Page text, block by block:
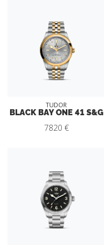
TUDOR
BLACK BAY ONE 41 S&G
7820 €